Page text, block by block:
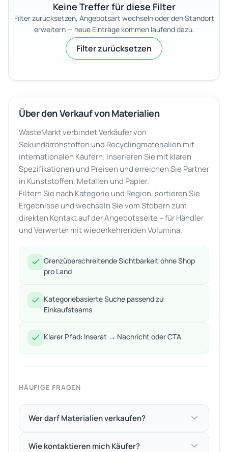
Keine Treffer für diese Filter
Filter zurücksetzen, Angebotsart wechseln oder den Standort
erweitern — neue Einträge kommen laufend dazu.
Filter zurücksetzen
Über den Verkauf von Materialien
WasteMarkt verbindet Verkäufer von
Sekundärrohstoffen und Recyclingmaterialien mit
internationalen Käufern. Inserieren Sie mit klaren
Spezifikationen und Preisen und erreichen Sie Partner
in Kunststoffen, Metallen und Papier.
Filtern Sie nach Kategorie und Region, sortieren Sie
Ergebnisse und wechseln Sie vom Stöbern zum
direkten Kontakt auf der Angebotsseite – für Händler
und Verwerter mit wiederkehrenden Volumina.
Grenzüberschreitende Sichtbarkeit ohne Shop
pro Land
Kategoriebasierte Suche passend zu
Einkaufsteams
Klarer Pfad: Inserat → Nachricht oder CTA
HÄUFIGE FRAGEN
Wer darf Materialien verkaufen?
Wie kontaktieren mich Käufer?